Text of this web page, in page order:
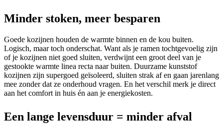
Minder stoken, meer besparen
Goede kozijnen houden de warmte binnen en de kou buiten.
Logisch, maar toch onderschat. Want als je ramen tochtgevoelig zijn
of je kozijnen niet goed sluiten, verdwijnt een groot deel van je
gestookte warmte linea recta naar buiten. Duurzame kunststof
kozijnen zijn supergoed geïsoleerd, sluiten strak af en gaan jarenlang
mee zonder dat ze onderhoud vragen. En het verschil merk je direct
aan het comfort in huis én aan je energiekosten.
Een lange levensduur = minder afval